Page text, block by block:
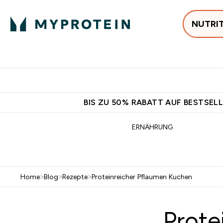
BIS ZU 50% RABATT AUF
ERNÄHRUNG
Home>Blog>Rezepte>Proteinreicher Pflaumen Kuchen